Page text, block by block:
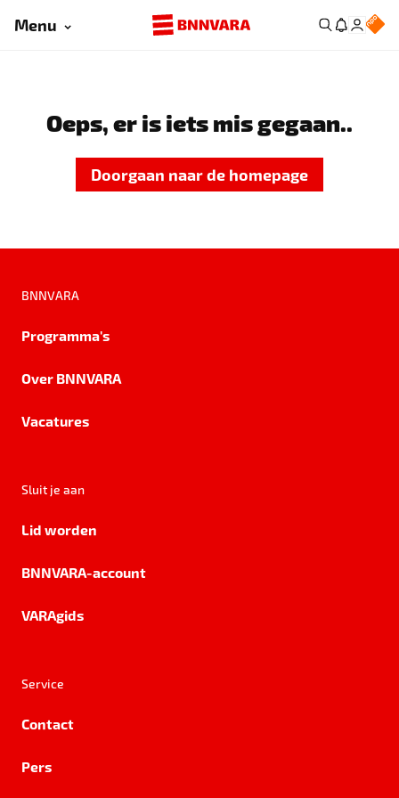
Menu
Oeps, er is iets mis gegaan..
Doorgaan naar de homepage
BNNVARA
Programma's
Over BNNVARA
Vacatures
Sluit je aan
Lid worden
BNNVARA-account
VARAgids
Service
Contact
Pers